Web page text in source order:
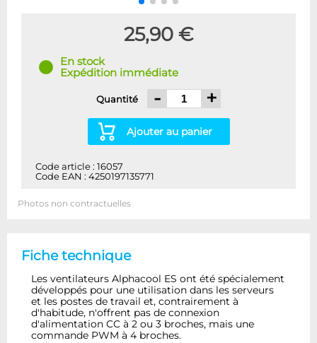
25,90 €
En stock
Expédition immédiate
Quantité - +
Ajouter au panier
Code article : 16057
Code EAN : 4250197135771
Photos non contractuelles
Fiche technique
Les ventilateurs Alphacool ES ont été spécialement
développés pour une utilisation dans les serveurs
et les postes de travail et, contrairement à
d'habitude, n'offrent pas de connexion
d'alimentation CC à 2 ou 3 broches, mais une
commande PWM à 4 broches.